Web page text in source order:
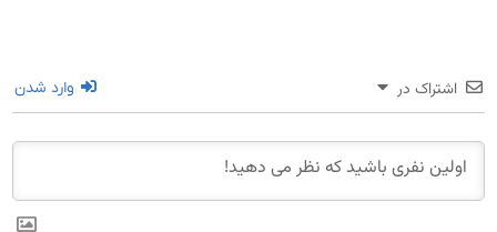
اشتراک در وارد شدن